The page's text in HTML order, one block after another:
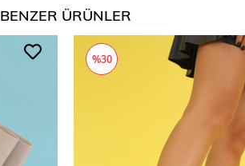
BENZER ÜRÜNLER
%30